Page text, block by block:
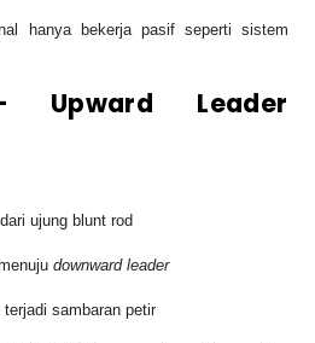
hanya bekerja pasif seperti sistem
Leader
ujung blunt rod
downward leader
sambaran petir